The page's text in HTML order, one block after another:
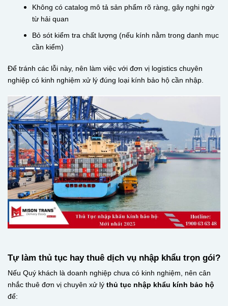
Không có catalog mô tả sản phẩm rõ ràng, gây nghi ngờ
từ hải quan
Bỏ sót kiểm tra chất lượng (nếu kính nằm trong danh mục
cần kiểm)
Để tránh các lỗi này, nên làm việc với đơn vị logistics chuyên
nghiệp có kinh nghiệm xử lý đúng loại kính bảo hộ cần nhập.
Tự làm thủ tục hay thuê dịch vụ nhập khẩu trọn gói?
Nếu Quý khách là doanh nghiệp chưa có kinh nghiệm, nên cân
nhắc thuê đơn vị chuyên xử lý thủ tục nhập khẩu kính bảo hộ
để: